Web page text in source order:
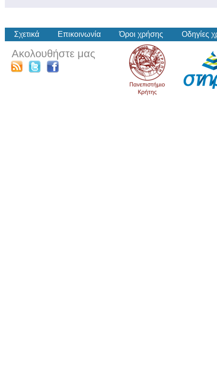
Σχετικά Επικοινωνία Όροι χρήσης Οδηγίες
Ακολουθήστε μας